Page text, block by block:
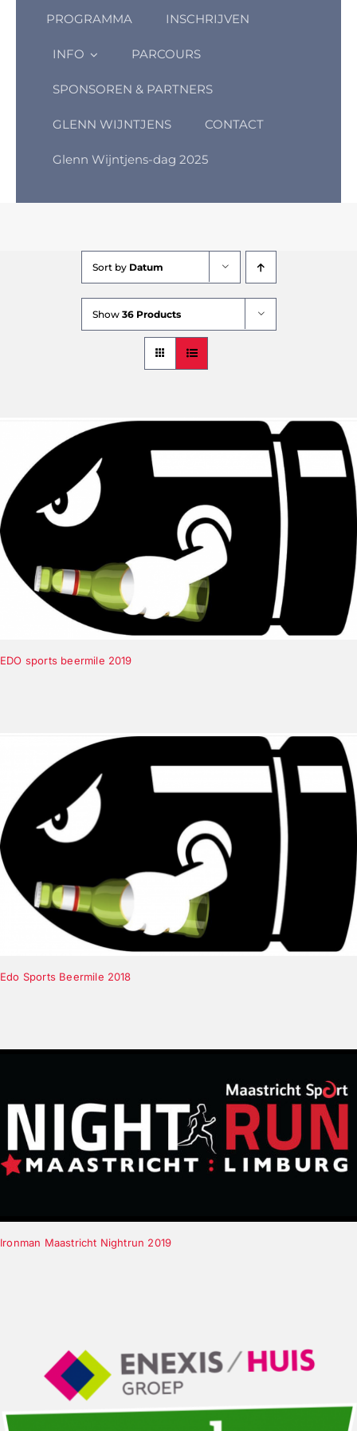
PROGRAMMA INSCHRIJVEN
INFO PARCOURS
SPONSOREN & PARTNERS
GLENN WIJNTJENS CONTACT
Glenn Wijntjens-dag 2025
Sort by Datum
Show 36 Products
EDO sports beermile 2019
Edo Sports Beermile 2018
Ironman Maastricht Nightrun 2019